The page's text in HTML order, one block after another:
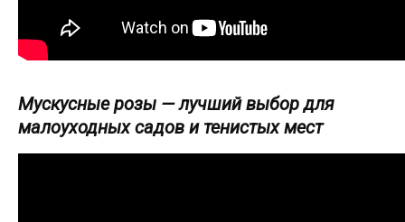
Мускусные розы — лучший выбор для
малоуходных садов и тенистых мест